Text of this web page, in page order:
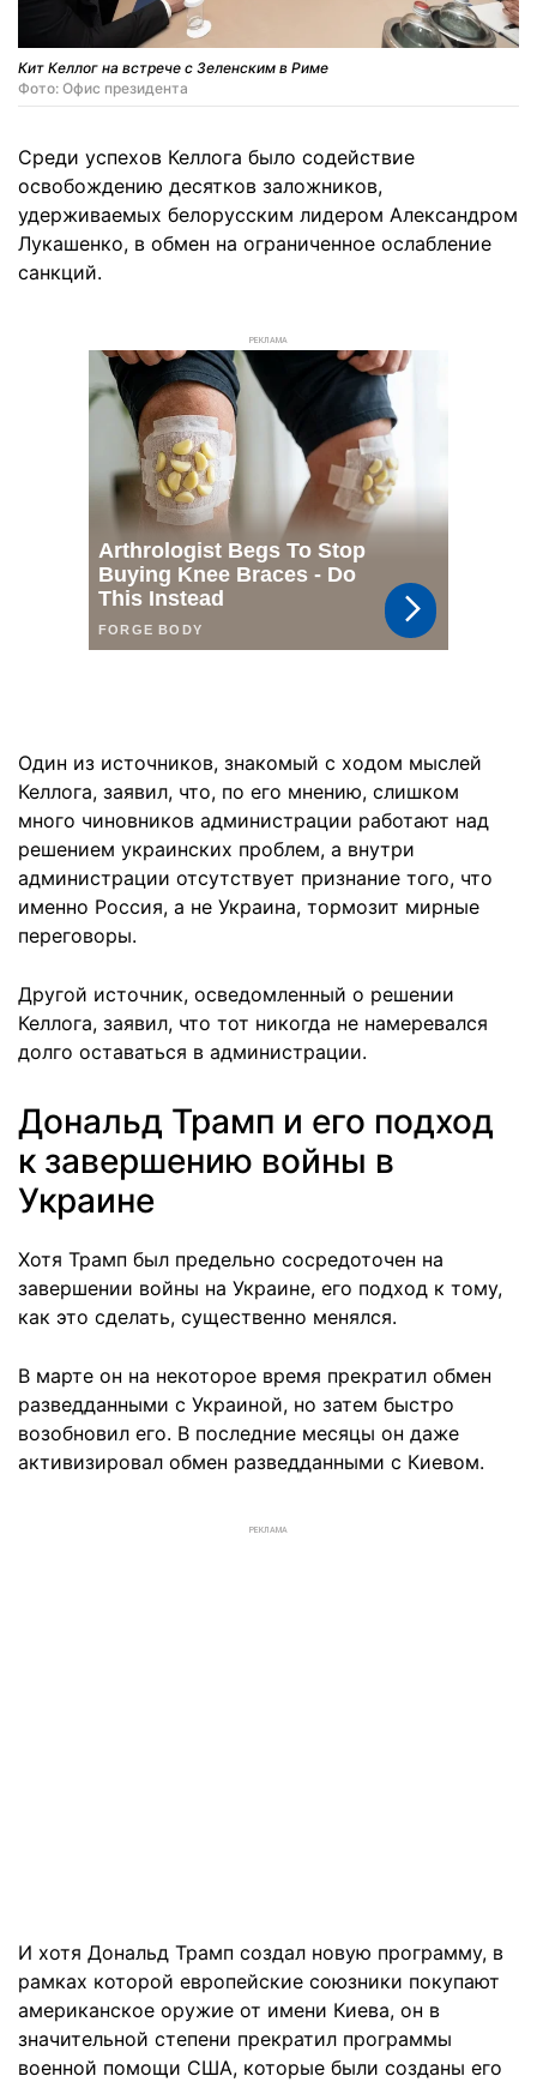
Кит Келлог на встрече с Зеленским в Риме
Фото: Офис президента
Среди успехов Келлога было содействие
освобождению десятков заложников,
удерживаемых белорусским лидером Александром
Лукашенко, в обмен на ограниченное ослабление
санкций.
РЕКЛАМА
Один из источников, знакомый с ходом мыслей
Келлога, заявил, что, по его мнению, слишком
много чиновников администрации работают над
решением украинских проблем, а внутри
администрации отсутствует признание того, что
именно Россия, а не Украина, тормозит мирные
переговоры.
Другой источник, осведомленный о решении
Келлога, заявил, что тот никогда не намеревался
долго оставаться в администрации.
Дональд Трамп и его подход
к завершению войны в
Украине
Хотя Трамп был предельно сосредоточен на
завершении войны на Украине, его подход к тому,
как это сделать, существенно менялся.
В марте он на некоторое время прекратил обмен
разведданными с Украиной, но затем быстро
возобновил его. В последние месяцы он даже
активизировал обмен разведданными с Киевом.
РЕКЛАМА
И хотя Дональд Трамп создал новую программу, в
рамках которой европейские союзники покупают
американское оружие от имени Киева, он в
значительной степени прекратил программы
военной помощи США, которые были созданы его